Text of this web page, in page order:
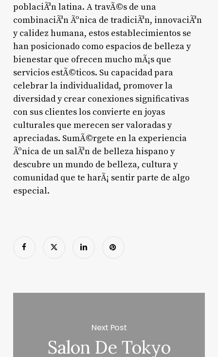
poblaciÃ³n latina. A travÃ©s de una
combinaciÃ³n Ãºnica de tradiciÃ³n, innovaciÃ³n
y calidez humana, estos establecimientos se
han posicionado como espacios de belleza y
bienestar que ofrecen mucho mÃ¡s que
servicios estÃ©ticos. Su capacidad para
celebrar la individualidad, promover la
diversidad y crear conexiones significativas
con sus clientes los convierte en joyas
culturales que merecen ser valoradas y
apreciadas. SumÃ©rgete en la experiencia
Ãºnica de un salÃ³n de belleza hispano y
descubre un mundo de belleza, cultura y
comunidad que te harÃ¡ sentir parte de algo
especial.
Next Post
Salon De Tokyo